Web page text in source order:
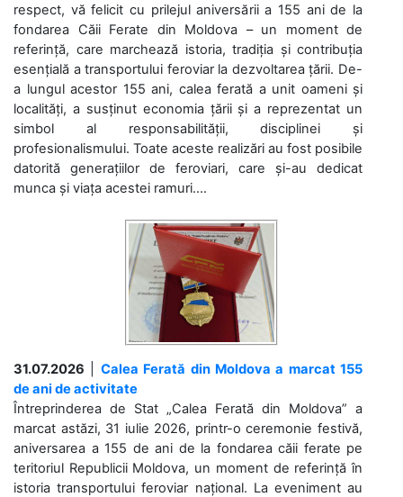
respect, vă felicit cu prilejul aniversării a 155 ani de la
fondarea Căii Ferate din Moldova – un moment de
referință, care marchează istoria, tradiția și contribuția
esențială a transportului feroviar la dezvoltarea țării. De-
a lungul acestor 155 ani, calea ferată a unit oameni și
localități, a susținut economia țării și a reprezentat un
simbol al responsabilității, disciplinei și
profesionalismului. Toate aceste realizări au fost posibile
datorită generațiilor de feroviari, care și-au dedicat
munca și viața acestei ramuri....
31.07.2026
Calea Ferată din Moldova a marcat 155
de ani de activitate
Întreprinderea de Stat „Calea Ferată din Moldova” a
marcat astăzi, 31 iulie 2026, printr-o ceremonie festivă,
aniversarea a 155 de ani de la fondarea căii ferate pe
teritoriul Republicii Moldova, un moment de referință în
istoria transportului feroviar național. La eveniment au